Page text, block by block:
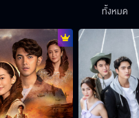
ทั้งหมด